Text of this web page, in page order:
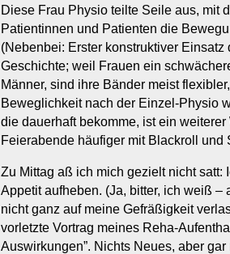
Diese Frau Physio teilte Seile aus, mit
Patientinnen und Patienten die
(Nebenbei: Erster konstruktiver
Geschichte; weil Frauen ein
Männer, sind ihre Bänder meist
Beweglichkeit nach der Einzel-Physio
die dauerhaft bekomme, ist ein
Feierabende häufiger mit Blackroll und
Zu Mittag aß ich mich gezielt nicht satt:
Appetit aufheben. (Ja, bitter, ich weiß –
nicht ganz auf meine Gefräßigkeit
vorletzte Vortrag meines Reha-
Auswirkungen”. Nichts Neues, aber